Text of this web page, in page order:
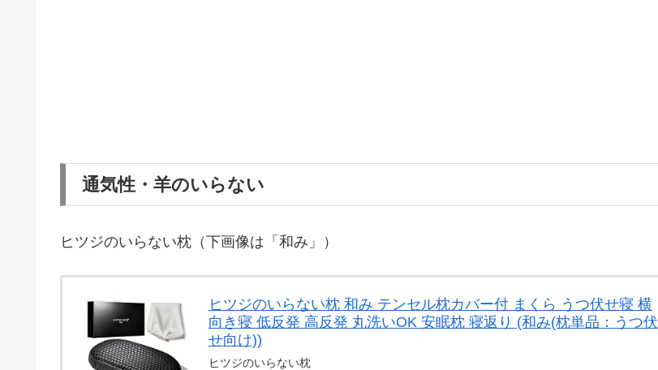
通気性・羊のいらない
ヒツジのいらない枕（下画像は「和み」）
ヒツジのいらない枕 和み テンセル枕カバー付 まくら うつ伏せ寝 横
向き寝 低反発 高反発 丸洗いOK 安眠枕 寝返り (和み(枕単品：うつ伏
せ向け))
ヒツジのいらない枕